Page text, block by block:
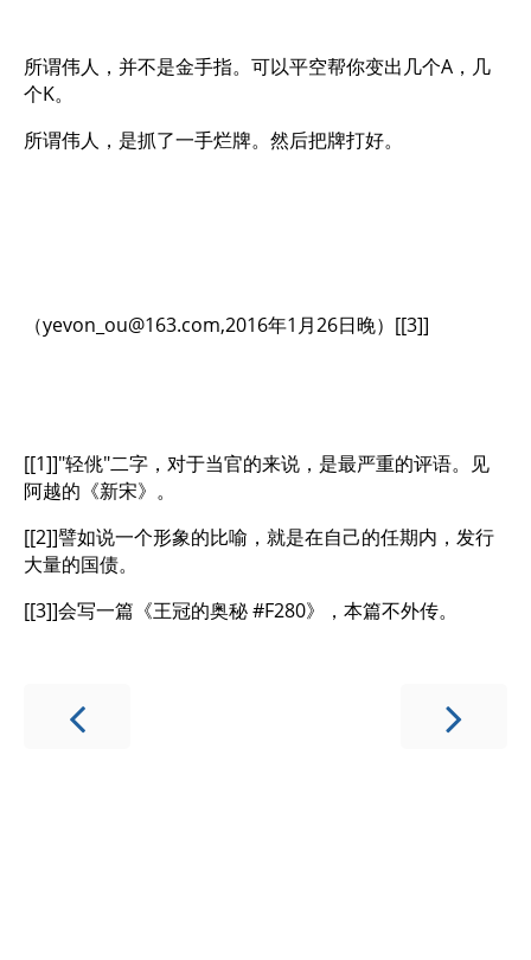
所谓伟人，并不是金手指。可以平空帮你变出几个A，几
个K。
所谓伟人，是抓了一手烂牌。然后把牌打好。
（yevon_ou@163.com,2016年1月26日晚）[[3]]
[[1]]"轻佻"二字，对于当官的来说，是最严重的评语。见
阿越的《新宋》。
[[2]]譬如说一个形象的比喻，就是在自己的任期内，发行
大量的国债。
[[3]]会写一篇《王冠的奥秘 #F280》，本篇不外传。